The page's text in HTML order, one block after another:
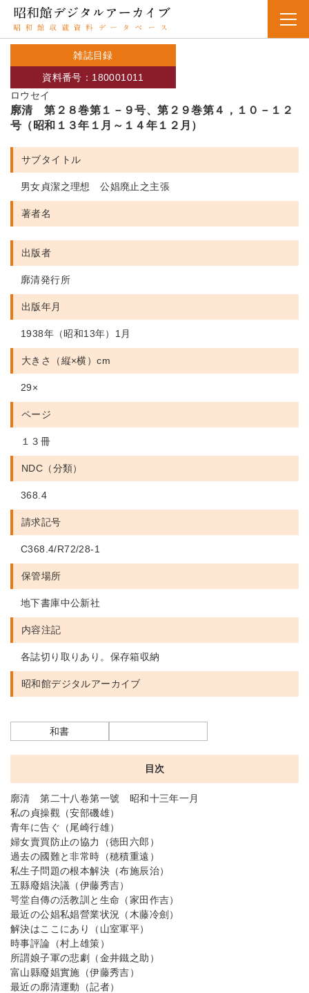
雑誌目録
ロウセイ
資料番号：180001011
廓清 第２８巻第１－９号、第２９巻第４，１０－１２
号（昭和１３年１月～１４年１２月）
サブタイトル
男女貞潔之理想 公娼廃止之主張
著者名
出版者
廓清発行所
出版年月
1938年（昭和13年）1月
大きさ（縦×横）cm
29×
ページ
１３冊
NDC（分類）
368.4
請求記号
C368.4/R72/28-1
保管場所
地下書庫中公新社
内容注記
各誌切り取りあり。保存箱収納
昭和館デジタルアーカイブ
和書
目次
廓清 第二十八卷第一號 昭和十三年一月
私の貞操觀（安部磯雄）
青年に告ぐ（尾崎行雄）
婦女賣買防止の協力（徳田六郎）
過去の國難と非常時（穂積重遠）
私生子問題の根本解決（布施辰治）
五縣廢娼決議（伊藤秀吉）
咢堂自傳の活教訓と生命（家田作吉）
最近の公娼私娼營業状況（木藤冷劍）
解決はここにあり（山室軍平）
時事評論（村上雄策）
所謂娘子軍の悲劇（金井鐵之助）
富山縣廢娼實施（伊藤秀吉）
最近の廓清運動（記者）